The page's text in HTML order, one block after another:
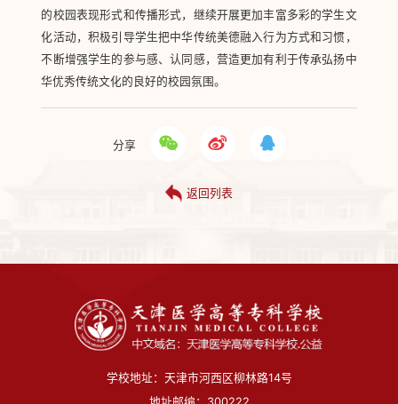
的校园表现形式和传播形式，继续开展更加丰富多彩的学生文
化活动，积极引导学生把中华传统美德融入行为方式和习惯，
不断增强学生的参与感、认同感，营造更加有利于传承弘扬中
华优秀传统文化的良好的校园氛围。
分享
返回列表
学校地址：天津市河西区柳林路14号